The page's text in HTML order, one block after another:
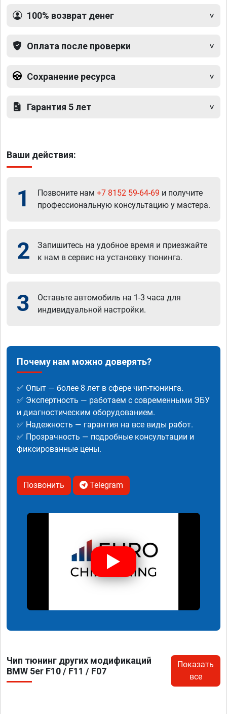
100% возврат денег
Оплата после проверки
Сохранение ресурса
Гарантия 5 лет
Ваши действия:
1 Позвоните нам +7 8152 59-64-69 и получите
профессиональную консультацию у мастера.
2
Запишитесь на удобное время и приезжайте
к нам в сервис на установку тюнинга.
3
Оставьте автомобиль на 1-3 часа для
индивидуальной настройки.
Почему нам можно доверять?
✅ Опыт — более 8 лет в сфере чип-тюнинга.
✅ Экспертность — работаем с современными ЭБУ
и диагностическим оборудованием.
✅ Надежность — гарантия на все виды работ.
✅ Прозрачность — подробные консультации и
фиксированные цены.
Позвонить Telegram
Чип тюнинг других модификаций
BMW 5er F10 / F11 / F07
Показать
все